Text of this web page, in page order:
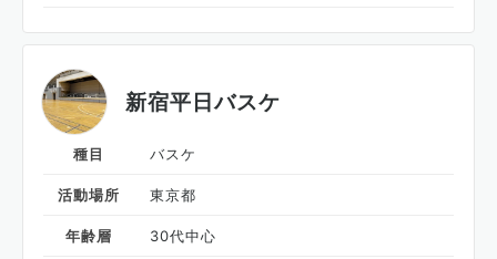
新宿平日バスケ
種目 バスケ
活動場所 東京都
年齢層 30代中心